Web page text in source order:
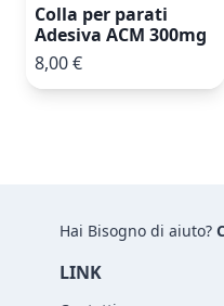
Colla per parati
Adesiva ACM 300mg
8,00 €
Hai Bisogno di aiuto?
LINK